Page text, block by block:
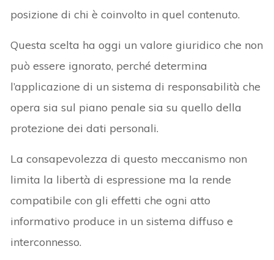
posizione di chi è coinvolto in quel contenuto.
Questa scelta ha oggi un valore giuridico che non
può essere ignorato, perché determina
l’applicazione di un sistema di responsabilità che
opera sia sul piano penale sia su quello della
protezione dei dati personali.
La consapevolezza di questo meccanismo non
limita la libertà di espressione ma la rende
compatibile con gli effetti che ogni atto
informativo produce in un sistema diffuso e
interconnesso.